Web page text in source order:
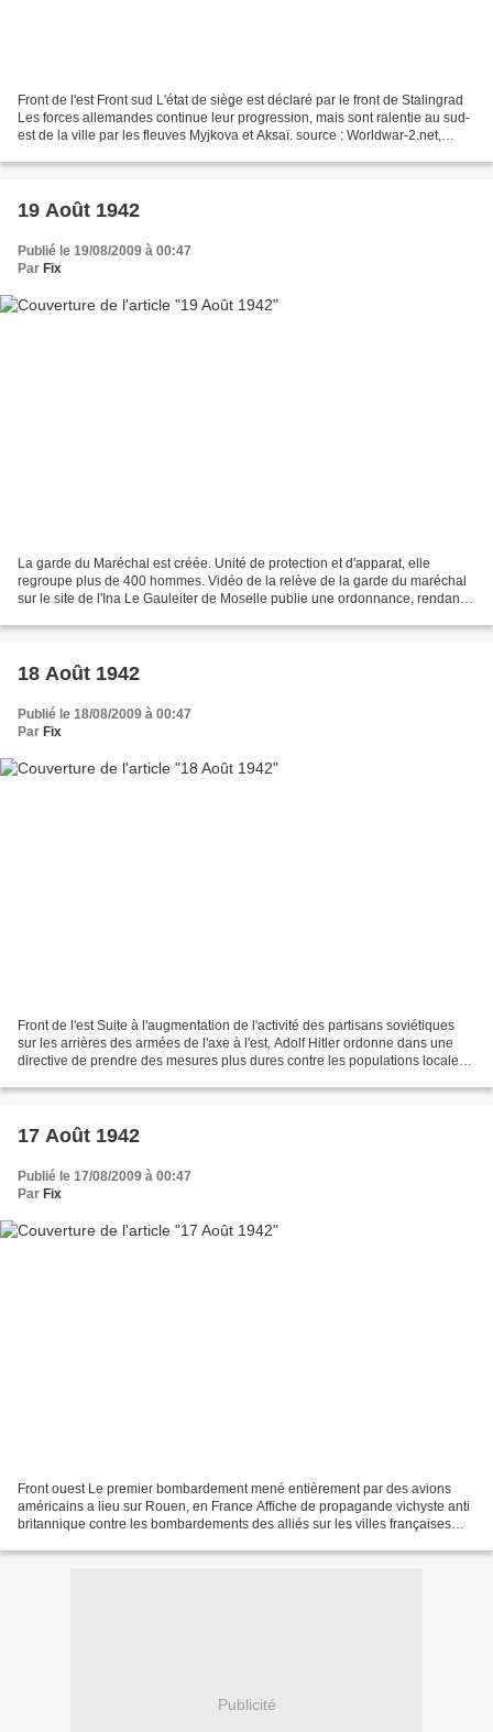
Front de l'est Front sud L'état de siège est déclaré par le front de Stalingrad
Les forces allemandes continue leur progression, mais sont ralentie au sud-
est de la ville par les fleuves Myjkova et Aksaï. source : Worldwar-2.net,
19 Août 1942
Publié le 19/08/2009 à 00:47
Par Fix
La garde du Maréchal est créée. Unité de protection et d'apparat, elle
regroupe plus de 400 hommes. Vidéo de la relève de la garde du maréchal
sur le site de l'Ina Le Gauleiter de Moselle publie une ordonnance, rendant
18 Août 1942
Publié le 18/08/2009 à 00:47
Par Fix
Front de l'est Suite à l'augmentation de l'activité des partisans soviétiques
sur les arrières des armées de l'axe à l'est, Adolf Hitler ordonne dans une
directive de prendre des mesures plus dures contre les populations locales
17 Août 1942
Publié le 17/08/2009 à 00:47
Par Fix
Front ouest Le premier bombardement mené entièrement par des avions
américains a lieu sur Rouen, en France Affiche de propagande vichyste anti
britannique contre les bombardements des alliés sur les villes françaises
Publicité